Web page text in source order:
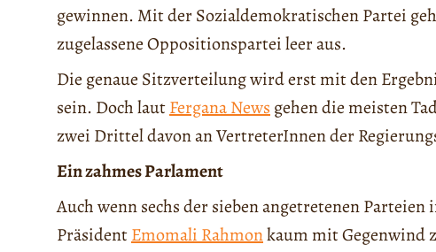
gewinnen. Mit der Sozialdemokratischen Partei
zugelassene Oppositionspartei leer aus.
Die genaue Sitzverteilung wird erst mit den
sein. Doch lautFergana News gehen die meisten
zwei Drittel davon an VertreterInnen der
Ein zahmes Parlament
Auch wenn sechs der sieben angetretenen
PräsidentEmomali Rahmonkaum mit Gegenwind